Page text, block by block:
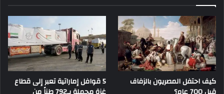
كيف احتفل المصريون بالزفاف
5 قوافل إماراتية تعبر إلى قطاع